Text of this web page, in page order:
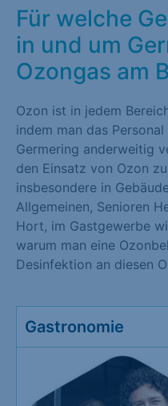
Für welche
in und um
Ozongas am
Ozon ist in jedem
indem man das
Germering anderweitig
den Einsatz von Ozon
insbesondere in
Allgemeinen, Senioren
Hort, im Gastgewerbe
warum man eine
Desinfektion an diesen
Gastronomie